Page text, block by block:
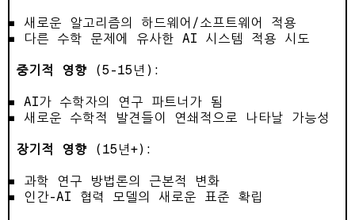
새로운 알고리즘의 하드웨어/소프트웨어 적용
다른 수학 문제에 유사한 AI 시스템 적용 시도
중기적 영향 (5-15년):
AI가 수학자의 연구 파트너가 됨
새로운 수학적 발견들이 연쇄적으로 나타날 가능성
장기적 영향 (15년+):
과학 연구 방법론의 근본적 변화
인간-AI 협력 모델의 새로운 표준 확립